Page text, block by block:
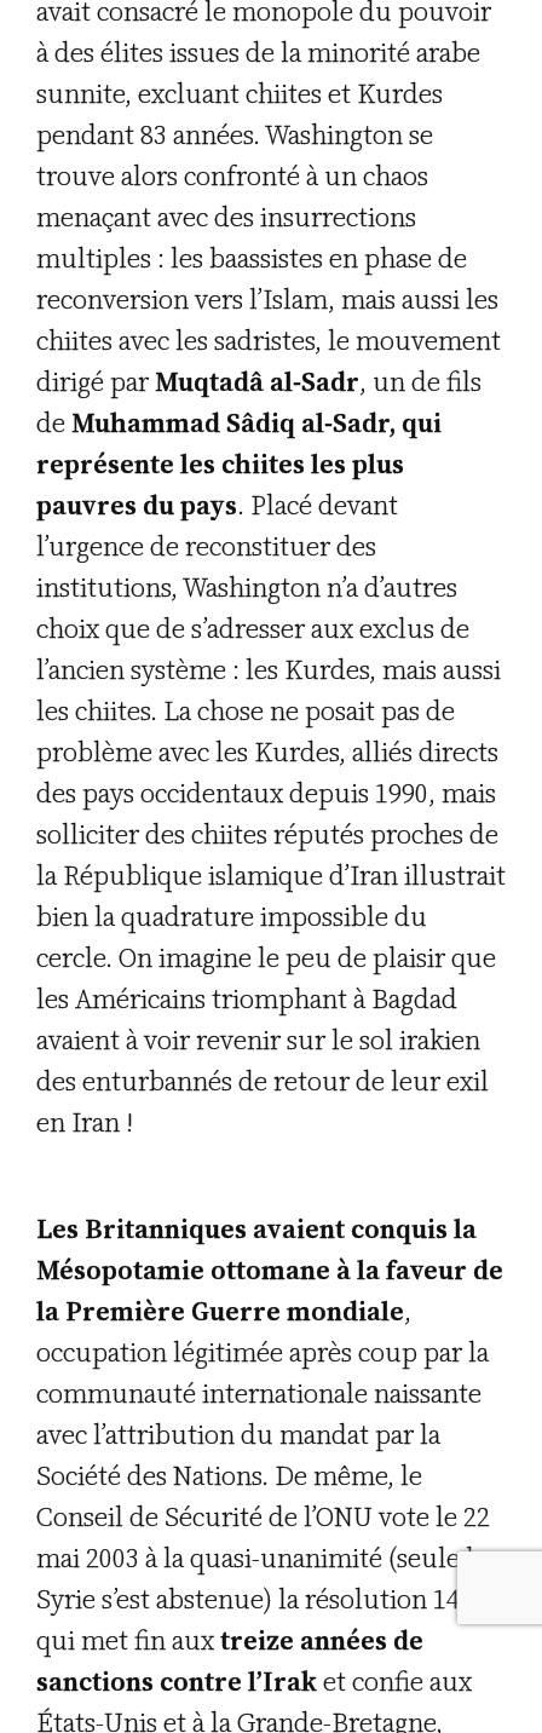
avait consacré le monopole du pouvoir
à des élites issues de la minorité arabe
sunnite, excluant chiites et Kurdes
pendant 83 années. Washington se
trouve alors confronté à un chaos
menaçant avec des insurrections
multiples : les baassistes en phase de
reconversion vers l’Islam, mais aussi les
chiites avec les sadristes, le mouvement
dirigé parMuqtadâ al-Sadr, un de fils
deMuhammad Sâdiq al-Sadr, qui
représente les chiites les plus
pauvres du pays. Placé devant
l’urgence de reconstituer des
institutions, Washington n’a d’autres
choix que de s’adresser aux exclus de
l’ancien système : les Kurdes, mais aussi
les chiites. La chose ne posait pas de
problème avec les Kurdes, alliés directs
des pays occidentaux depuis 1990, mais
solliciter des chiites réputés proches de
la République islamique d’Iran illustrait
bien la quadrature impossible du
cercle. On imagine le peu de plaisir que
les Américains triomphant à Bagdad
avaient à voir revenir sur le sol irakien
des enturbannés de retour de leur exil
en Iran !
Les Britanniques avaient conquis la
Mésopotamie ottomane à la faveur de
la Première Guerre mondiale,
occupation légitimée après coup par la
communauté internationale naissante
avec l’attribution du mandat par la
Société des Nations. De même, le
Conseil de Sécurité de l’ONU vote le 22
mai 2003 à la quasi-unanimité (seule la
Syrie s’est abstenue) la résolution 1483
qui met fin auxtreize années de
sanctions contre l’Iraket confie aux
États-Unis et à la Grande-Bretagne,